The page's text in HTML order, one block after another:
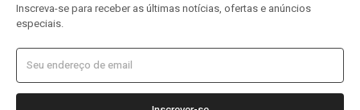
Inscreva-se para receber as últimas notícias, ofertas e anúncios
especiais.